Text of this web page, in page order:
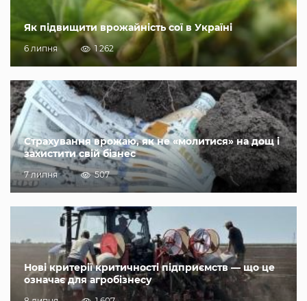
Як підвищити врожайність сої в Україні
6 липня 1 262
Страхування врожаю, як не «молитися» на дощ і
захистити свій бізнес
7 липня 507
Нові критерії критичності підприємств — що це
означає для агробізнесу